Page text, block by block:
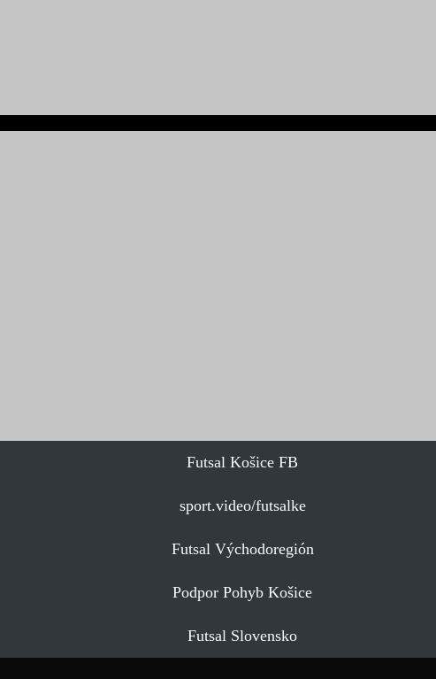
Futsal Košice FB
sport.video/futsalke
Futsal Východoregión
Podpor Pohyb Košice
Futsal Slovensko